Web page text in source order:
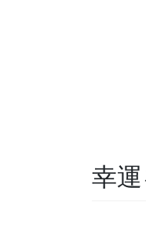
幸